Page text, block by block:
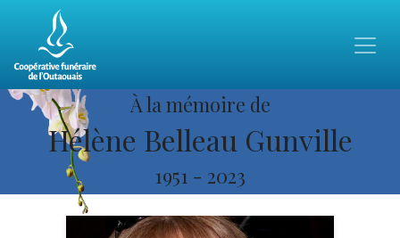
À la mémoire de
Hélène Belleau Gunville
1951 - 2023